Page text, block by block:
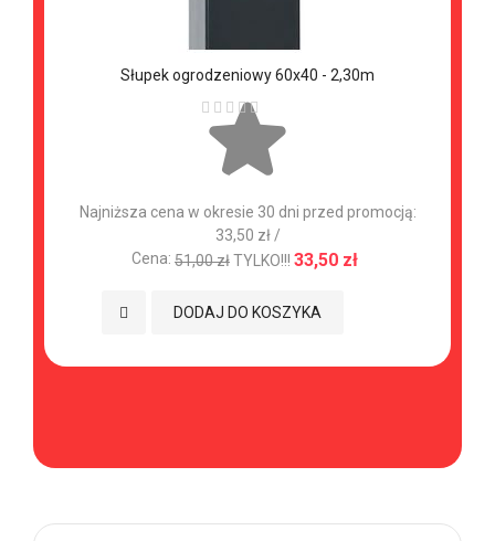
Słupek ogrodzeniowy 60x40 - 2,30m
Ocena:
Najniższa cena w okresie 30 dni przed promocją:
33,50 zł /
Cena: 51,00 złTYLKO!!! 33,50 zł
DODAJ DO KOSZYKA
Dodaj do Ulubionych